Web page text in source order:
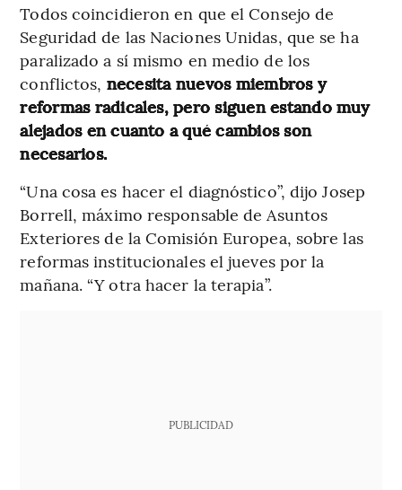
Todos coincidieron en que el Consejo de
Seguridad de las Naciones Unidas, que se ha
paralizado a sí mismo en medio de los
conflictos, necesita nuevos miembros y
reformas radicales, pero siguen estando muy
alejados en cuanto a qué cambios son
necesarios.
“Una cosa es hacer el diagnóstico”, dijo Josep
Borrell, máximo responsable de Asuntos
Exteriores de la Comisión Europea, sobre las
reformas institucionales el jueves por la
mañana. “Y otra hacer la terapia”.
PUBLICIDAD